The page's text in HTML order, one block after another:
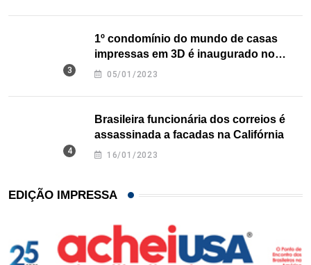
1º condomínio do mundo de casas
impressas em 3D é inaugurado no
Texas
05/01/2023
Brasileira funcionária dos correios é
assassinada a facadas na Califórnia
16/01/2023
EDIÇÃO IMPRESSA